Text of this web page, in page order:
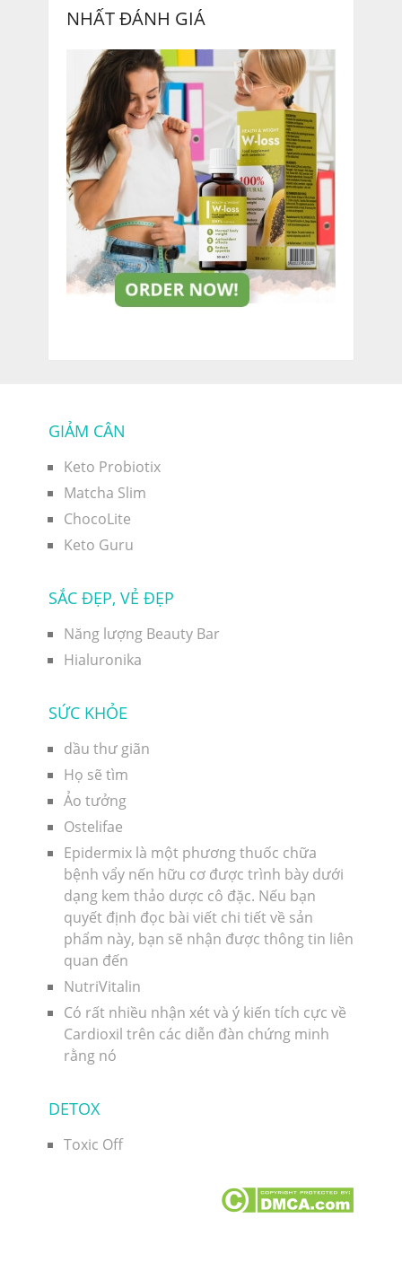
NHẤT ĐÁNH GIÁ
GIẢM CÂN
Keto Probiotix
Matcha Slim
ChocoLite
Keto Guru
SẮC ĐẸP, VẺ ĐẸP
Năng lượng Beauty Bar
Hialuronika
SỨC KHỎE
dầu thư giãn
Họ sẽ tìm
Ảo tưởng
Ostelifae
Epidermix là một phương thuốc chữa
bệnh vẩy nến hữu cơ được trình bày dưới
dạng kem thảo dược cô đặc. Nếu bạn
quyết định đọc bài viết chi tiết về sản
phẩm này, bạn sẽ nhận được thông tin liên
quan đến
NutriVitalin
Có rất nhiều nhận xét và ý kiến ​​tích cực về
Cardioxil trên các diễn đàn chứng minh
rằng nó
DETOX
Toxic Off